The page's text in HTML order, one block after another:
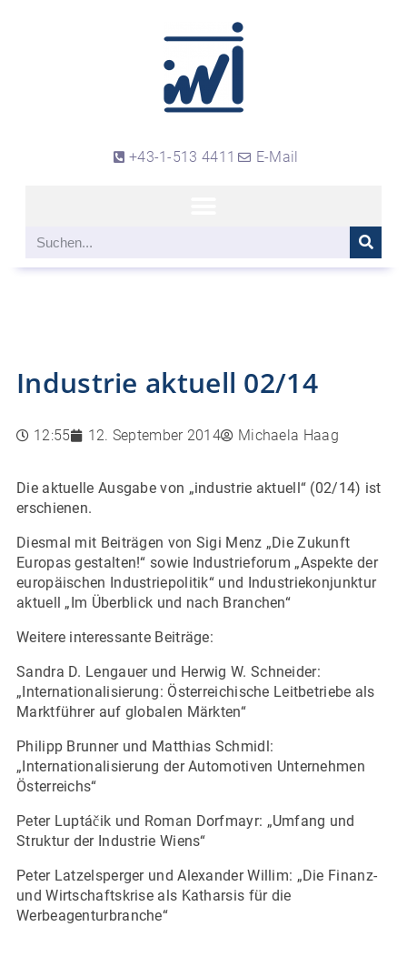
+43-1-513 4411 E-Mail
Industrie aktuell 02/14
12:55 12. September 2014 Michaela Haag
Die aktuelle Ausgabe von „industrie aktuell“ (02/14) ist
erschienen.
Diesmal mit Beiträgen von Sigi Menz „Die Zukunft
Europas gestalten!“ sowie Industrieforum „Aspekte der
europäischen Industriepolitik“ und Industriekonjunktur
aktuell „Im Überblick und nach Branchen“
Weitere interessante Beiträge:
Sandra D. Lengauer und Herwig W. Schneider:
„Internationalisierung: Österreichische Leitbetriebe als
Marktführer auf globalen Märkten“
Philipp Brunner und Matthias Schmidl:
„Internationalisierung der Automotiven Unternehmen
Österreichs“
Peter Luptáčik und Roman Dorfmayr: „Umfang und
Struktur der Industrie Wiens“
Peter Latzelsperger und Alexander Willim: „Die Finanz-
und Wirtschaftskrise als Katharsis für die
Werbeagenturbranche“